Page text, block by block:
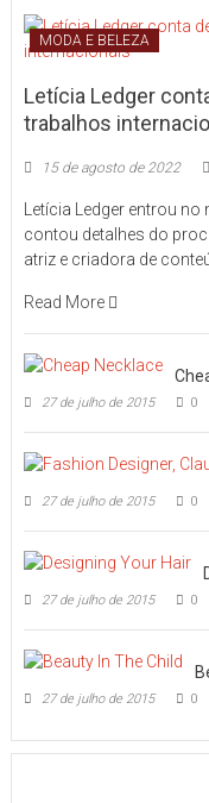
MODA E BELEZA
Letícia Ledger
trabalhos
15 de agosto de 2022
Letícia Ledger entrou
contou detalhes do
atriz e criadora de
Read More
27 de julho de 2015 0
27 de julho de 2015 0
27 de julho de 2015 0
27 de julho de 2015 0